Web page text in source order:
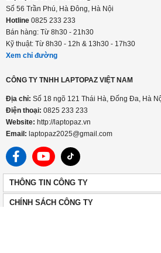
Hotline0825 233 233
Bán hàng: Từ 8h30 - 21h30
Kỹ thuật: Từ 8h30 - 12h & 13h30 - 17h30
Xem chỉ đường
LaptopAZ cơ sở Hà Đông
Hotline0825 233 233
Bán hàng: Từ 8h30 - 21h30
Kỹ thuật: Từ 8h30 - 12h & 13h30 - 17h30
Xem chỉ đường
CÔNG TY TNHH LAPTOPAZ VIỆT NAM
Địa chỉ:Số 18 ngõ 121 Thái Hà, Đống Đa, Hà Nội
Website: http://laptopaz.vn